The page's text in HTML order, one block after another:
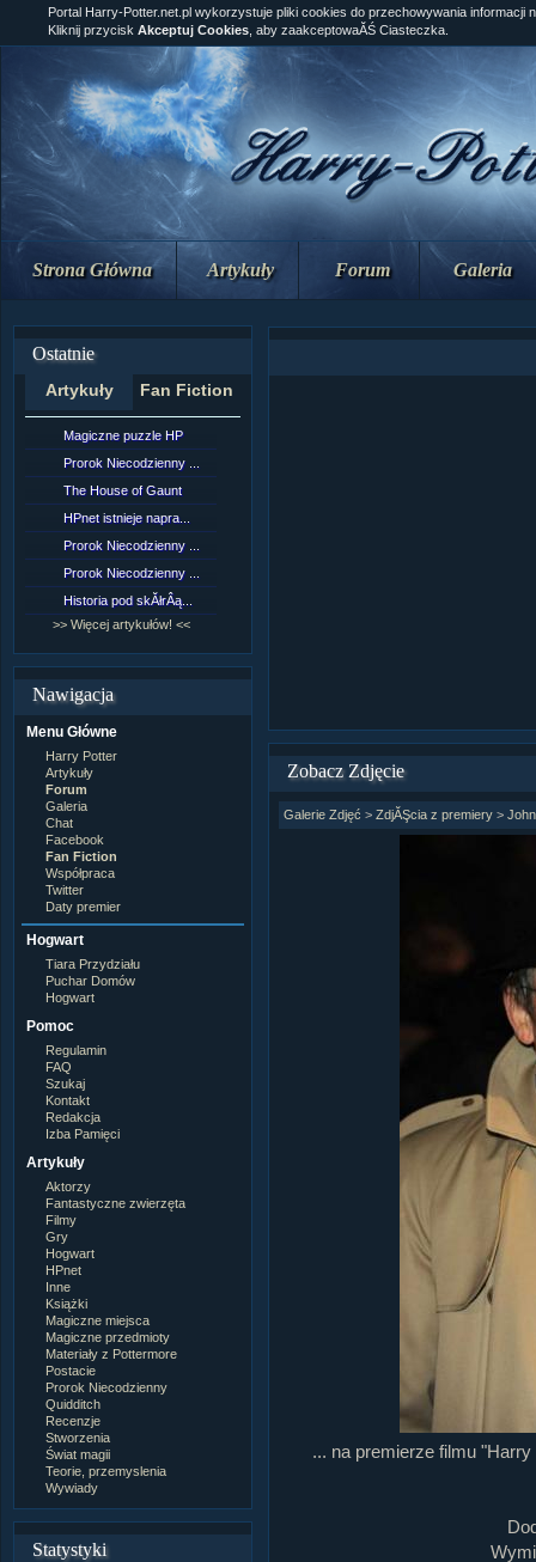
Strona Główna Artykuły Forum Galeria
Ostatnie
Artykuły Fan Fiction
Magiczne puzzle HP
Prorok Niecodzienny ...
The House of Gaunt
HPnet istnieje napra...
Prorok Niecodzienny ...
Prorok Niecodzienny ...
Historia pod skĂłrÂą...
>> Więcej artykułów! <<
Nawigacja
Menu Główne
Harry Potter
Artykuły
Forum
Galeria
Chat
Facebook
Fan Fiction
Współpraca
Twitter
Daty premier
Hogwart
Tiara Przydziału
Puchar Domów
Hogwart
Pomoc
Regulamin
FAQ
Szukaj
Kontakt
Redakcja
Izba Pamięci
Artykuły
Aktorzy
Fantastyczne zwierzęta
Filmy
Gry
Hogwart
HPnet
Inne
Książki
Magiczne miejsca
Magiczne przedmioty
Materiały z Pottermore
Postacie
Prorok Niecodzienny
Quidditch
Recenzje
Stworzenia
Świat magii
Teorie, przemyslenia
Wywiady
Statystyki
Portal Harry-Potter.net.pl wykorzystuje pliki cookies do przechowywania informacji
Kliknij przycisk Akceptuj Cookies , aby zaakceptowaĂŚ Ciasteczka.
Zobacz Zdjęcie
Galerie Zdjęć > ZdjĂŞcia z premiery>
... na premierze filmu